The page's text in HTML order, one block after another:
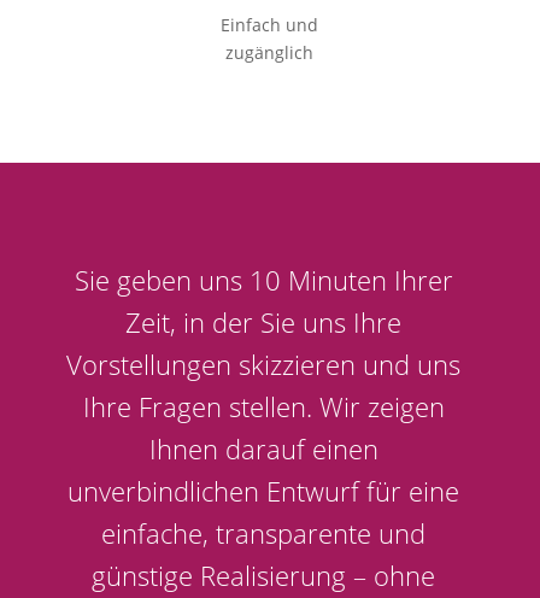
Einfach und
zugänglich
Sie geben uns 10 Minuten Ihrer
Zeit, in der Sie uns Ihre
Vorstellungen skizzieren und uns
Ihre Fragen stellen. Wir zeigen
Ihnen darauf einen
unverbindlichen Entwurf für eine
einfache, transparente und
günstige Realisierung – ohne